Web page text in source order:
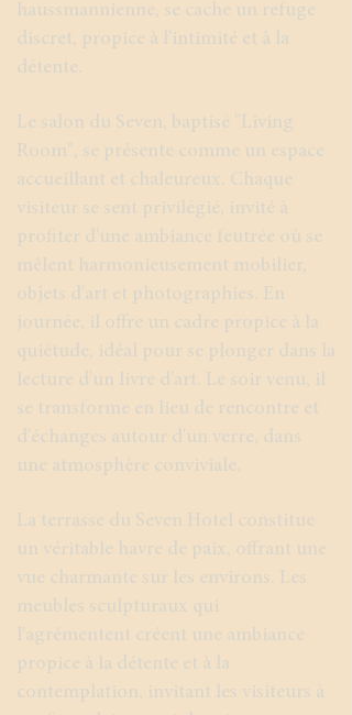
haussmannienne, se cache un refuge
discret, propice à l'intimité et à la
détente.
Le salon du Seven, baptisé "Living
Room", se présente comme un espace
accueillant et chaleureux. Chaque
visiteur se sent privilégié, invité à
profiter d'une ambiance feutrée où se
mêlent harmonieusement mobilier,
objets d'art et photographies. En
journée, il offre un cadre propice à la
quiétude, idéal pour se plonger dans la
lecture d'un livre d'art. Le soir venu, il
se transforme en lieu de rencontre et
d'échanges autour d'un verre, dans
une atmosphère conviviale.
La terrasse du Seven Hotel constitue
un véritable havre de paix, offrant une
vue charmante sur les environs. Les
meubles sculpturaux qui
l'agrémentent créent une ambiance
propice à la détente et à la
contemplation, invitant les visiteurs à